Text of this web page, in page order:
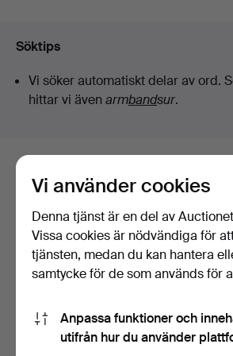
Söktips
Vi söker automatiskt delar av ord.
hittar vi även armbandsur.
Här är föremål från vårt
matchar din sökning
Visa alla föremål
Vi använder cookies
Denna tjänst är en del av
Vissa cookies är nödvändiga för
tjänsten, medan du kan hantera
samtycke för de som används för
Anpassa funktioner och
utifrån hur du använder